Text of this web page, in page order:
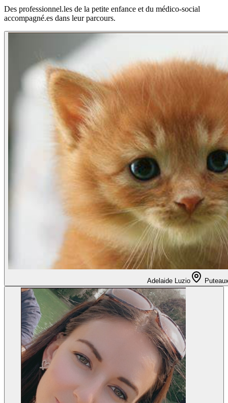
Des professionnel.les de la petite enfance et du médico-social
accompagné.es dans leur parcours.
Adelaide Luzio